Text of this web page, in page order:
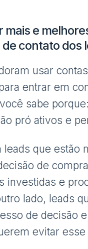
mais e
contato dos
usar
entrar em
sabe
pró ativos e
leads que estão
de
investidas e
lado, leads
de decisão
evitar esse